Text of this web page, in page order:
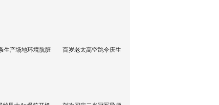
生产场地环境肮脏 百岁老太高空跳伞庆生